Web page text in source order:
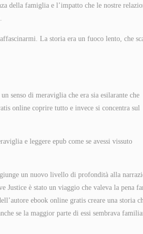
della famiglia e l’impatto che le nostre
La storia era un fuoco lento, che
senso di meraviglia che era sia esilarante che
online coprire tutto e invece si concentra sul
e leggere epub come se avessi vissuto
un nuovo livello di profondità alla
è stato un viaggio che valeva la pena
ebook online gratis creare una storia
se la maggior parte di essi sembrava